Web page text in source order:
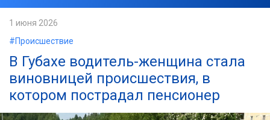
1 июня 2026
#Происшествие
В Губахе водитель-женщина стала
виновницей происшествия, в
котором пострадал пенсионер